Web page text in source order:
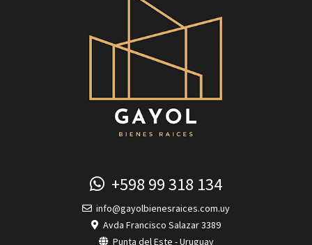
+598 99 318 134
info@gayolbienesraices.com.uy
Avda Francisco Salazar 3389
Punta del Este - Uruguay